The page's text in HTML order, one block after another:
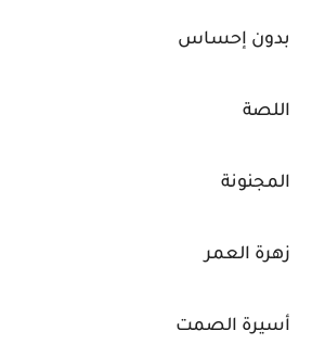
بدون إحساس
اللصة
المجنونة
زهرة العمر
أسيرة الصمت